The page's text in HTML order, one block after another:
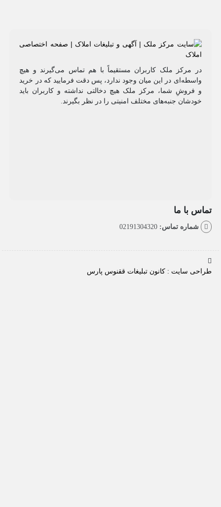
مرکز ملک کاربران مستقیماً با هم تماس می‌گیرند و هیچ
در این میان وجود ندارد، پس دقت فرمایید که در خرید
شما، مرکز ملک هیچ دخالتی نداشته و کاربران باید
جنبه‌های مختلف امنیتی را در نظر بگیرند.
ما
تماس: 02191304320
سایت : کانون تبلیغات ققنوس پارس